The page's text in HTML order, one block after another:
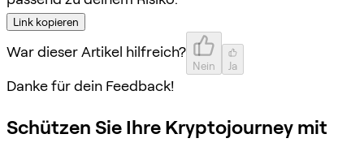
Link kopieren
War dieser Artikel hilfreich?
Nein Ja
Danke für dein Feedback!
Schützen Sie Ihre Kryptojourney mit